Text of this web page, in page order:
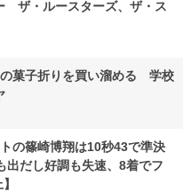
ザ・ルースターズ、ザ・ス
菓子折りを買い溜める 学校
の篠崎博翔は10秒43で準決
だし好調も失速、8着でフ